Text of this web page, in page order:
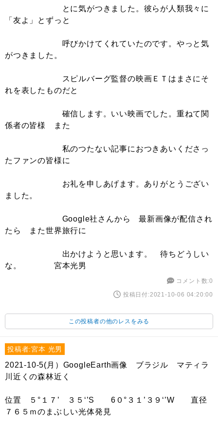
とに気がつきました。彼らが人類我々に
「友よ」とずっと
呼びかけてくれていたのです。やっと気
がつきました。
スピルバーグ監督の映画ＥＴはまさにそ
れを表したものだと
確信します。いい映画でした。重ねて関
係者の皆様 また
私のつたない記事におつきあいくださっ
たファンの皆様に
お礼を申しあげます。ありがとうござい
ました。
Google社さんから 最新画像が配信され
たら また世界旅行に
出かけようと思います。 待ちどうしい
な。 宮本光男
コメント数:0
投稿日付:2021-10-06 04:20:00
この投稿者の他のレスをみる
投稿者:宮本 光男
2021-10-5(月）GoogleEarth画像 ブラジル マティラ
川近くの森林近く
位置 ５°１７’ ３５‘’S 6０°３１’３９‘’W 直径
７６５ｍのまぶしい光体発見